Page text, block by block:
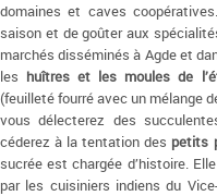
domaines et caves
saison et de goûter aux
marchés disséminés à Agde et
les huîtres et les moules de
(feuilleté fourré avec un mélange
vous délecterez des
céderez à la tentation des petits
sucrée est chargée d’histoire.
par les cuisiniers indiens du